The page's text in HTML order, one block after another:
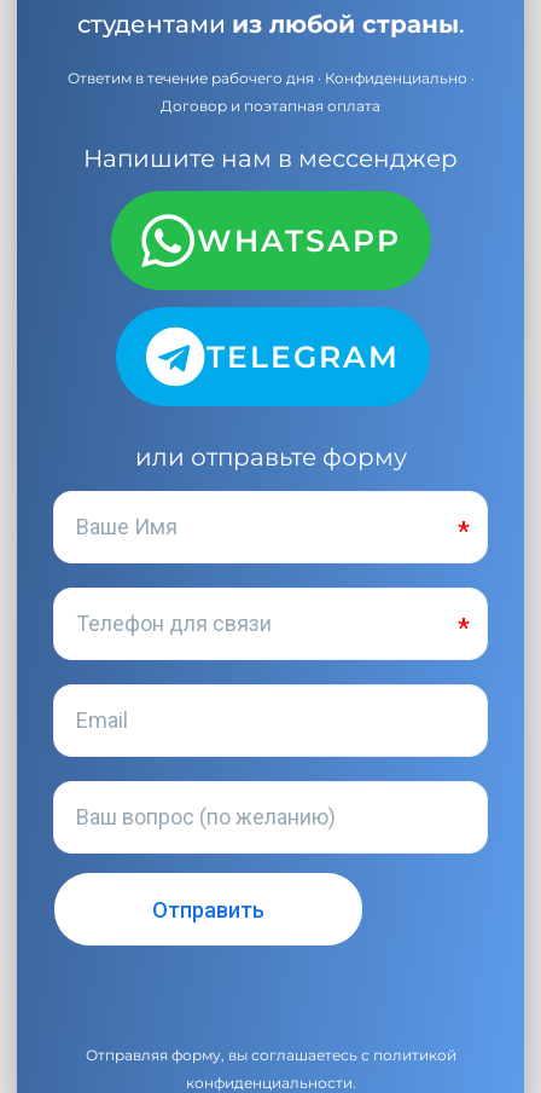
студентами из любой страны.
Ответим в течение рабочего дня · Конфиденциально ·
Договор и поэтапная оплата
Напишите нам в мессенджер
WHATSAPP
TELEGRAM
или отправьте форму
Отправляя форму, вы соглашаетесь с политикой
конфиденциальности.